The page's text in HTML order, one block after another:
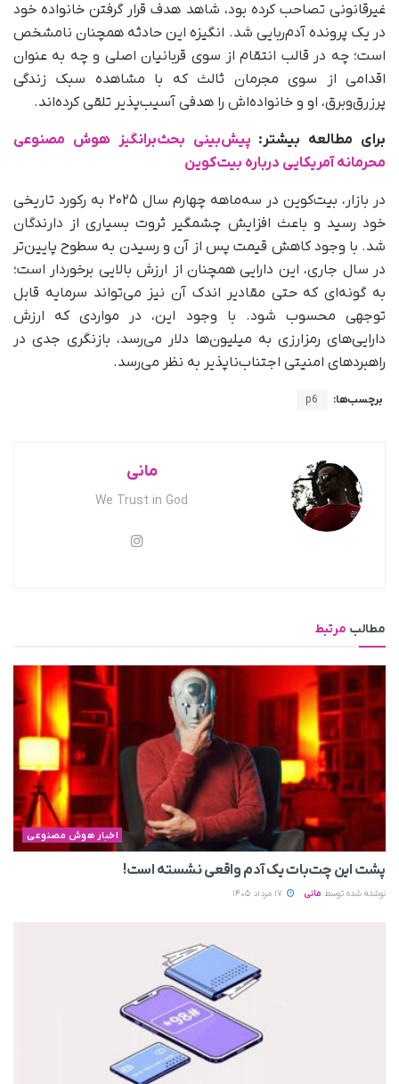
غیرقانونی تصاحب کرده بود، شاهد هدف قرار گرفتن خانواده‌ خود
در یک پرونده آدم‌ربایی شد. انگیزه این حادثه همچنان نامشخص
است؛ چه در قالب انتقام از سوی قربانیان اصلی و چه به‌ عنوان
اقدامی از سوی مجرمان ثالث که با مشاهده سبک زندگی
پرزرق‌وبرق، او و خانواده‌اش را هدفی آسیب‌پذیر تلقی کرده‌اند.
برای مطالعه بیشتر: پیش‌بینی بحث‌برانگیز هوش مصنوعی
محرمانه آمریکایی درباره بیت‌کوین
در بازار، بیت‌کوین در سه‌ماهه چهارم سال ۲۰۲۵ به رکورد تاریخی
خود رسید و باعث افزایش چشمگیر ثروت بسیاری از دارندگان
شد. با وجود کاهش قیمت پس از آن و رسیدن به سطوح پایین‌تر
در سال جاری، این دارایی همچنان از ارزش بالایی برخوردار است؛
به‌ گونه‌ای که حتی مقادیر اندک آن نیز می‌تواند سرمایه قابل‌
توجهی محسوب شود. با وجود این، در مواردی که ارزش
دارایی‌های رمزارزی به میلیون‌ها دلار می‌رسد، بازنگری جدی در
راهبردهای امنیتی اجتناب‌ناپذیر به نظر می‌رسد.
برچسب‌ها: p6
مانی
We Trust in God
مطالب مرتبط
اخبار هوش مصنوعی
پشت این چت‌بات یک آدم واقعی نشسته است!
نوشته شده توسط مانی